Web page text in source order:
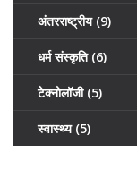
अंतरराष्ट्रीय (9)
धर्म संस्कृति (6)
टेक्नोलॉजी (5)
स्वास्थ्य (5)